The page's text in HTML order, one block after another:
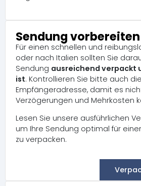
Sendung vorbereiten
Für einen schnellen und
oder nach Italien sollten Sie
Sendung ausreichend verpackt
ist. Kontrollieren Sie bitte auch die
Empfängeradresse, damit es
Verzögerungen und Mehrkosten
Lesen Sie unsere ausführlichen
um Ihre Sendung optimal für
zu verpacken.